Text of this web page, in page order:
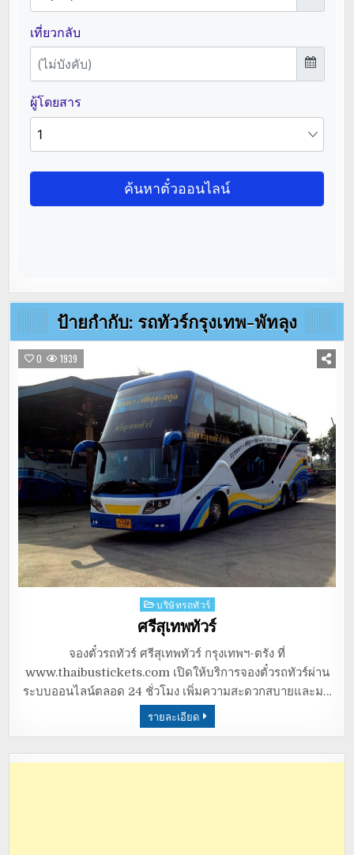
ป้ายกำกับ: รถทัวร์กรุงเทพ-พัทลุง
0 1939
Posted
in
บริษัทรถทัวร์
ศรีสุเทพทัวร์
จองตั๋วรถทัวร์ ศรีสุเทพทัวร์ กรุงเทพฯ-ตรัง ที่
www.thaibustickets.com เปิดให้บริการจองตั๋วรถทัวร์ผ่าน
ระบบออนไลน์ตลอด 24 ชั่วโมง เพิ่มความสะดวกสบายและม…
รายละเอียด